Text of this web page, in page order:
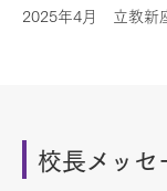
2025年4月 立教新
校長メッセ